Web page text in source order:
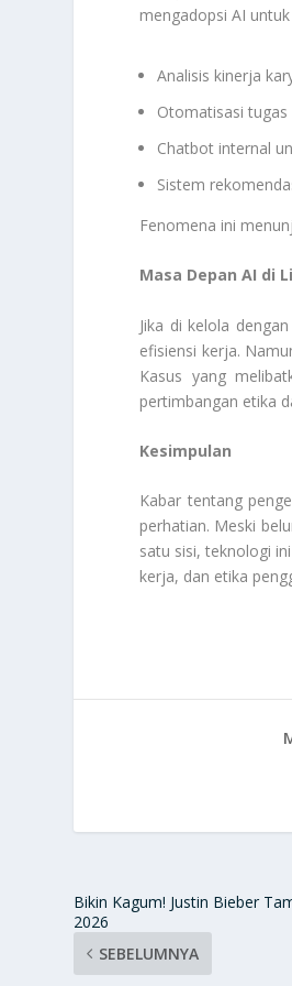
mengadopsi AI
Analisis kinerja
Otomatisasi
Chatbot internal
Sistem
Fenomena ini
Masa Depan AI di
Jika di kelola
efisiensi kerja.
Kasus yang
pertimbangan etika
Kesimpulan
Kabar tentang
perhatian. Meski
satu sisi, teknologi
kerja, dan etika
Bikin Kagum! Justin Bieber
2026
SEBELUMNYA